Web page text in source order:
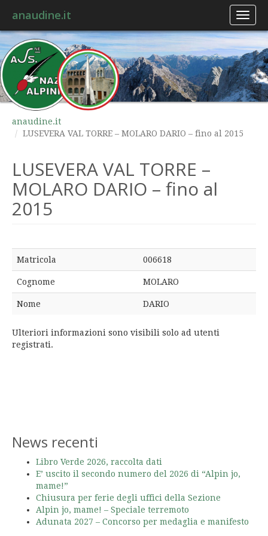
anaudine.it
anaudine.it
LUSEVERA VAL TORRE – MOLARO DARIO – fino al 2015
LUSEVERA VAL TORRE –
MOLARO DARIO – fino al
2015
Matricola 006618
Cognome MOLARO
Nome DARIO
Ulteriori informazioni sono visibili solo ad utenti
registrati.
News recenti
Libro Verde 2026, raccolta dati
E’ uscito il secondo numero del 2026 di “Alpin jo,
mame!”
Chiusura per ferie degli uffici della Sezione
Alpin jo, mame! – Speciale terremoto
Adunata 2027 – Concorso per medaglia e manifesto